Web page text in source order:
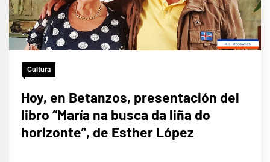
Cultura
Hoy, en Betanzos, presentación del
libro “María na busca da liña do
horizonte”, de Esther López